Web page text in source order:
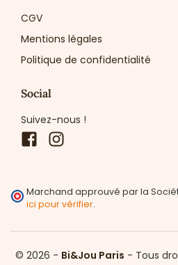
CGV
Mentions légales
Politique de confidentialité
Social
Suivez-nous !
Facebook
Marchand approuvé par la
ici pour vérifier.
© 2026 - Bi&Jou Paris - Tous